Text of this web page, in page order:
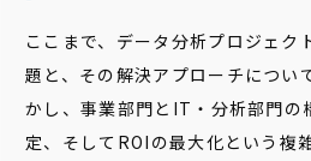
ここまで、データ分析プロジェク
題と、その解決アプローチについ
かし、事業部門とIT・分析部門の
定、そしてROIの最大化という複